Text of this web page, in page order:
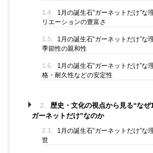
1.4.
1月の誕生石“ガーネットだけ”
リエーションの豊富さ
1.5.
1月の誕生石“ガーネットだけ”な
季節性の親和性
1.6.
1月の誕生石“ガーネットだけ”な
格・耐久性などの安定性
2.
歴史・文化の視点から見る“なぜ
ガーネットだけ”なのか
2.1.
1月の誕生石“ガーネットだけ”な
世